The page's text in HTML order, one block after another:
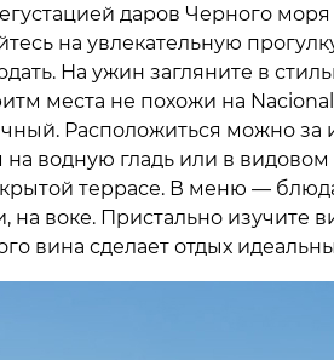
даров Черного
на увлекательную
На ужин загляните в
места не похожи на
Расположиться можно за
на водную гладь или в
террасе. В меню —
на воке. Пристально изучите
вина сделает отдых